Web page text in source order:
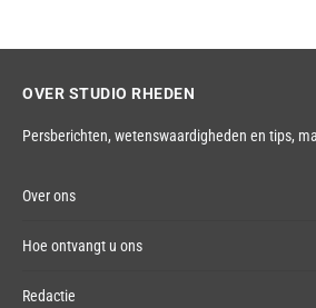
OVER STUDIO RHEDEN
Persberichten, wetenswaardigheden en tips,
Over ons
Hoe ontvangt u ons
Redactie